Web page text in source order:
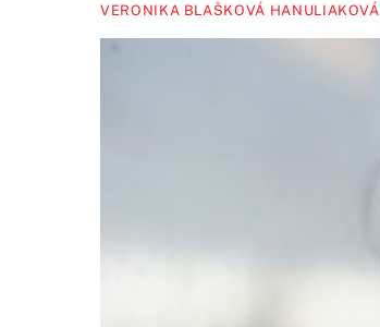
VERONIKA BLAŠKOVÁ HANULIAKOVÁ